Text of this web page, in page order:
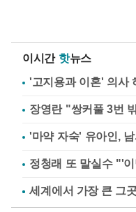
이시간 핫뉴스
'고지용과 이혼' 의사
장영란 "쌍커풀 3번
'마약 자숙' 유아인,
정청래 또 말실수 "'